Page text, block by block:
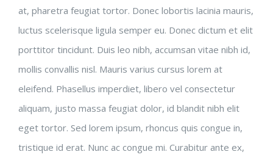
at, pharetra feugiat tortor. Donec lobortis lacinia mauris,
luctus scelerisque ligula semper eu. Donec dictum et elit
porttitor tincidunt. Duis leo nibh, accumsan vitae nibh id,
mollis convallis nisl. Mauris varius cursus lorem at
eleifend. Phasellus imperdiet, libero vel consectetur
aliquam, justo massa feugiat dolor, id blandit nibh elit
eget tortor. Sed lorem ipsum, rhoncus quis congue in,
tristique id erat. Nunc ac congue mi. Curabitur ante ex,